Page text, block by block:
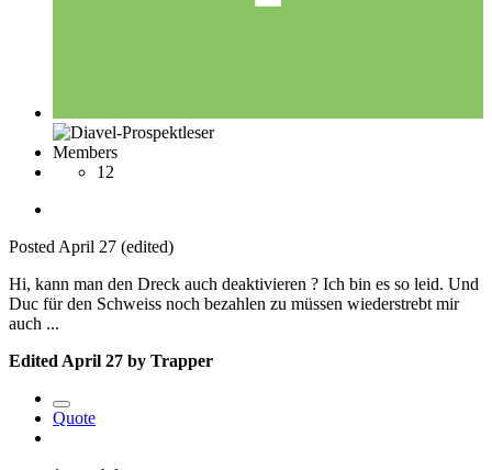
Members
12
Posted April 27 (edited)
Hi, kann man den Dreck auch deaktivieren ? Ich bin es so leid. Und
Duc für den Schweiss noch bezahlen zu müssen wiederstrebt mir
auch ...
Edited April 27 by Trapper
Quote